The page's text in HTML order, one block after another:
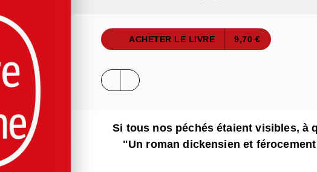
ACHETER LE LIVRE 9,70 €
Si tous nos péchés étaient visibles, à
"Un roman dickensien et